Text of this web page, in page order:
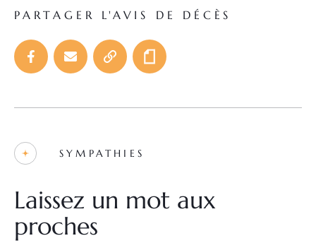
PARTAGER L'AVIS DE DÉCÈS
SYMPATHIES
Laissez un mot aux
proches